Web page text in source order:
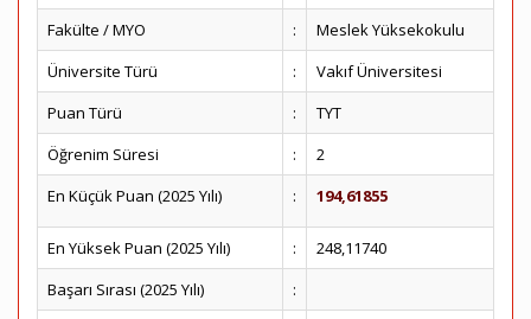
Fakülte / MYO
:
Meslek Yüksekokulu
Üniversite Türü
:
Vakıf Üniversitesi
Puan Türü
:
TYT
Öğrenim Süresi
:
2
En Küçük Puan (2025 Yılı)
: 194,61855
En Yüksek Puan (2025 Yılı) :
248,11740
Başarı Sırası (2025 Yılı)
: